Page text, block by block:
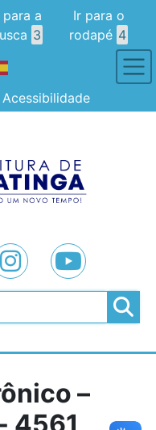
para a
3
Ir para o
rodapé 4
Acessibilidade
–
4561